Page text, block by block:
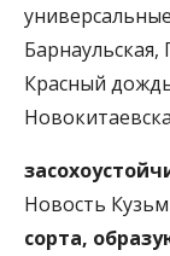
Барнаульская,
Красный
Новость
сорта,